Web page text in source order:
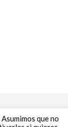
Política de
que no